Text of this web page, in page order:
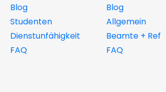
Blog
Studenten
Dienstunfähigkeit
FAQ
Blog
Allgemein
Beamte + Ref
FAQ